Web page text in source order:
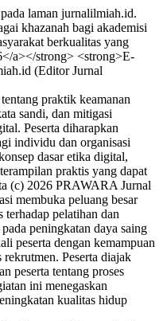
laman jurnalilmiah.id.
khazanah bagi akademisi
berkualitas yang
a></strong> <strong>E-
(Editor Jurnal
praktik keamanan
sandi, dan mitigasi
Peserta diharapkan
individu dan organisasi
dasar etika digital,
praktis yang dapat
(c) 2026 PRAWARA Jurnal
membuka peluang besar
pelatihan dan
peningkatan daya saing
peserta dengan kemampuan
Peserta diajak
peserta tentang proses
ini menegaskan
kualitas hidup